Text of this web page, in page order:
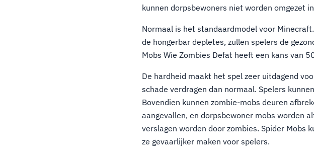
kunnen dorpsbewoners niet worden omgezet
Normaal is het standaardmodel voor
de hongerbar depletes, zullen spelers de
Mobs Wie Zombies Defat heeft een kans van
De hardheid maakt het spel zeer uitdagend
schade verdragen dan normaal. Spelers
Bovendien kunnen zombie-mobs deuren
aangevallen, en dorpsbewoner mobs worden
verslagen worden door zombies. Spider Mobs
ze gevaarlijker maken voor spelers.